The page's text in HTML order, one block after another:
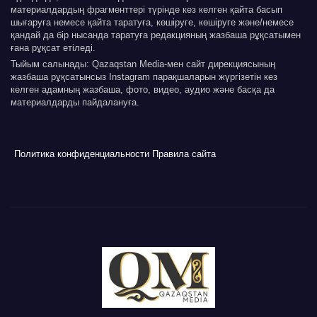
материалдардың фрагменттері түрінде кез келген қайта басып
шығаруға немесе қайта таратуға, көшіруге, көшіруге және/немесе
қандай да бір нысанда таратуға редакцияның жазбаша рұқсатымен
ғана рұқсат етіледі.
Тыйым салынады: Qazaqstan Media-мен сайт дирекциясының
жазбаша рұқсатынсыз Instagram парақшаларын жүргізетін кез
келген адамның жазбаша, фото, видео, аудио және басқа да
материалдарды пайдалануға.
Политика конфиденциальности Правила сайта